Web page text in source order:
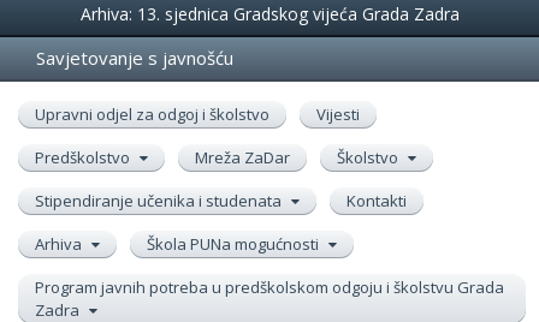
Događanja
Arhiva: 13. sjednica Gradskog vijeća Grada Zadra
Savjetovanje s javnošću
Upravni odjel za odgoj i školstvo
Vijesti
Predškolstvo
Mreža ZaDar
Školstvo
Stipendiranje učenika i studenata
Kontakti
Arhiva
Škola PUNa mogućnosti
Program javnih potreba u predškolskom odgoju i školstvu Grada
Zadra